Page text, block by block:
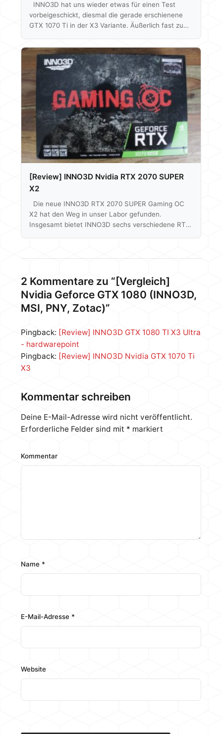
INNO3D hat uns wieder etwas für einen Test
vorbeigeschickt, diesmal die gerade erschienene
GTX 1070 Ti in der X3 Variante. Äußerlich fast zu
unserem letzten Grafikkarten-Review. Denn auch
hier wird der selbe, schwarze Kühler montiert. Wir
wollen uns in diesem Test nicht nur die neue 1070
Ti näher anschauen, sondern auch klären wo sie im
Vergleich zur GTX 1080 steht und ob man nicht
besser dran ist…
[Review] INNO3D Nvidia RTX 2070 SUPER
X2
Die neue INNO3D RTX 2070 SUPER Gaming OC
X2 hat den Weg in unser Labor gefunden.
Insgesamt bietet INNO3D sechs verschiedene RTX
eine Radiallüfter Variante, eine Wasserkühler AiO
Kombo oder auch nur mit Wasserkühler montierte
RTX 2070 SUPER. Unsere hier getestete Gaming
OC X2, wird mit einem…
2 Kommentare zu “[Vergleich]
Nvidia Geforce GTX 1080 (INNO3D,
MSI, PNY, Zotac)”
Pingback: [Review] INNO3D GTX 1080 TI X3 Ultra
- hardwarepoint
Pingback: [Review] INNO3D Nvidia GTX 1070 Ti
X3
Kommentar schreiben
Deine E-Mail-Adresse wird nicht veröffentlicht.
Erforderliche Felder sind mit * markiert
Kommentar
Name *
E-Mail-Adresse *
Website